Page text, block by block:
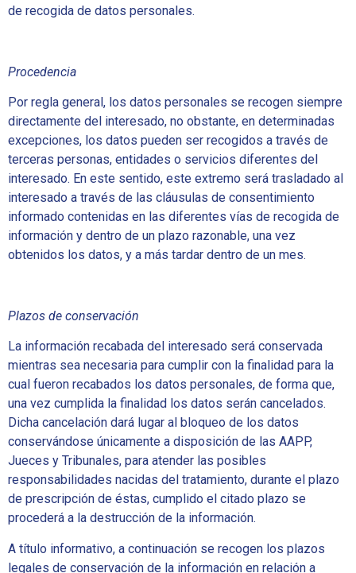
de recogida de datos personales.
Procedencia
Por regla general, los datos personales se recogen siempre
directamente del interesado, no obstante, en determinadas
excepciones, los datos pueden ser recogidos a través de
terceras personas, entidades o servicios diferentes del
interesado. En este sentido, este extremo será trasladado al
interesado a través de las cláusulas de consentimiento
informado contenidas en las diferentes vías de recogida de
información y dentro de un plazo razonable, una vez
obtenidos los datos, y a más tardar dentro de un mes.
Plazos de conservación
La información recabada del interesado será conservada
mientras sea necesaria para cumplir con la finalidad para la
cual fueron recabados los datos personales, de forma que,
una vez cumplida la finalidad los datos serán cancelados.
Dicha cancelación dará lugar al bloqueo de los datos
conservándose únicamente a disposición de las AAPP,
Jueces y Tribunales, para atender las posibles
responsabilidades nacidas del tratamiento, durante el plazo
de prescripción de éstas, cumplido el citado plazo se
procederá a la destrucción de la información.
A título informativo, a continuación se recogen los plazos
legales de conservación de la información en relación a